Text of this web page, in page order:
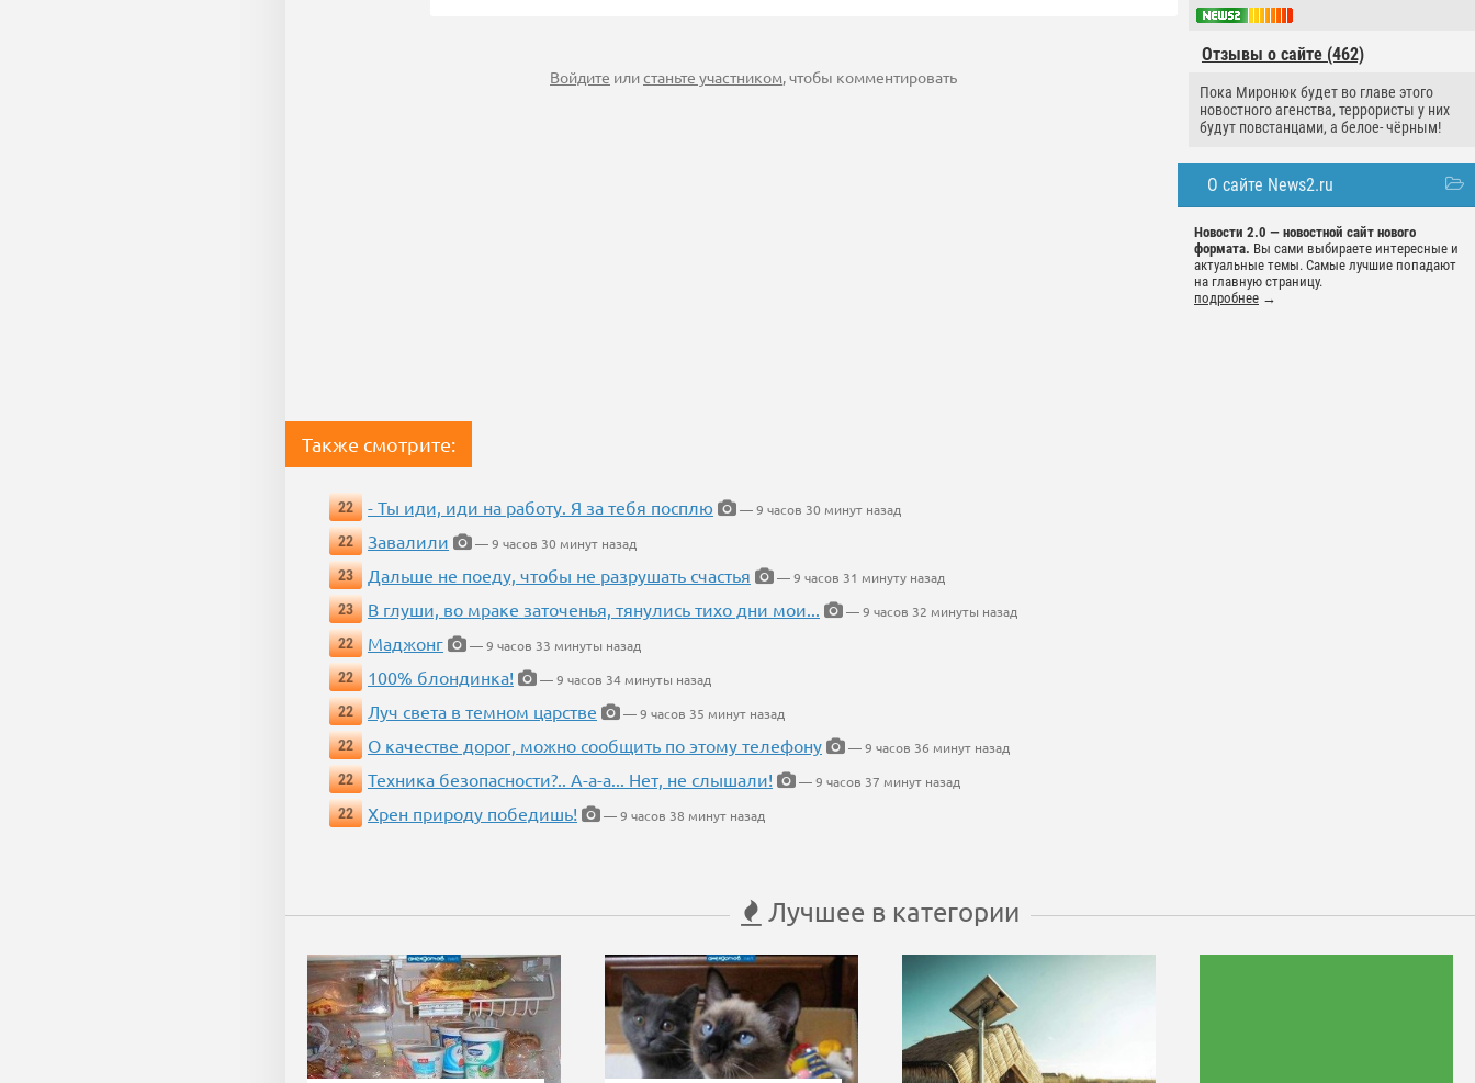
Отзывы о сайте (462)
Пока Миронюк будет во главе этого
новостного агенства, террористы у них
будут повстанцами, а белое- чёрным!
О сайте News2.ru
Новости 2.0 — новостной сайт нового
формата. Вы сами выбираете интересные и
актуальные темы. Самые лучшие попадают
на главную страницу.
подробнее →
Войдите илистаньте участником, чтобы комментировать
Также смотрите:
22 - Ты иди, иди на работу. Я за тебя посплю
— 9 часов 30 минут назад
22
Завалили
— 9 часов 30 минут назад
23
Дальше не поеду, чтобы не разрушать счастья
— 9 часов 31 минуту назад
23
В глуши, во мраке заточенья, тянулись тихо дни мои...
— 9 часов 32 минуты назад
22
Маджонг
— 9 часов 33 минуты назад
22
100% блондинка!
— 9 часов 34 минуты назад
22
Луч света в темном царстве
— 9 часов 35 минут назад
22
О качестве дорог, можно сообщить по этому телефону
— 9 часов 36 минут назад
22
Техника безопасности?.. А-а-а... Нет, не слышали!
— 9 часов 37 минут назад
22
Хрен природу победишь! — 9 часов 38 минут назад
Лучшее в категории